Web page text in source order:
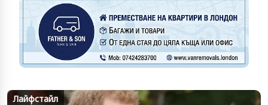
Лайфстайл